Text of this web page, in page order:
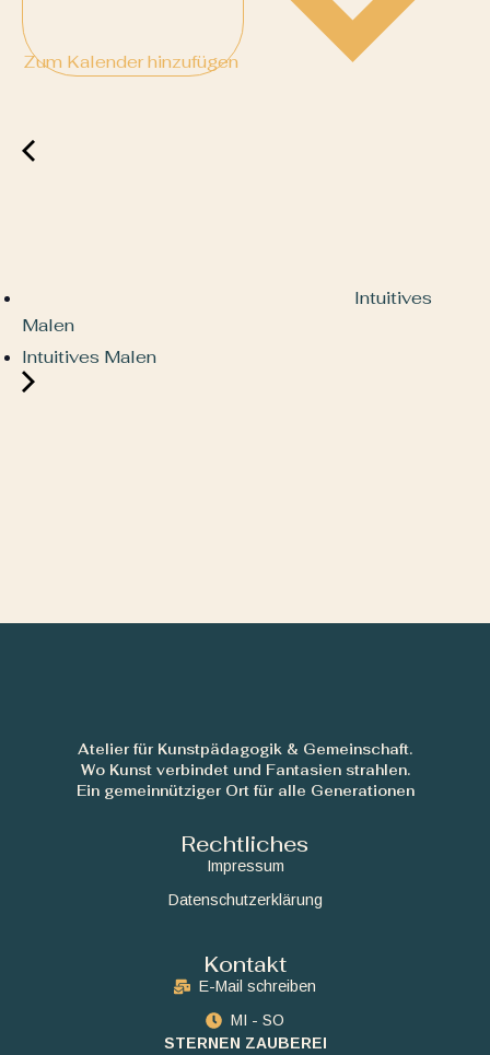
Zum Kalender hinzufügen
Intuitives
Malen
Intuitives Malen
Atelier für Kunstpädagogik & Gemeinschaft.
Wo Kunst verbindet und Fantasien strahlen.
Ein gemeinnütziger Ort für alle Generationen
Rechtliches
Impressum
Datenschutzerklärung
Kontakt
E-Mail schreiben
MI - SO
STERNEN ZAUBEREI